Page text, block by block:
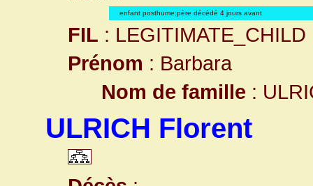
enfant posthume;père décédé 4 jours avant
FIL : LEGITIMATE_CHILD
Prénom : Barbara
Nom de famille :
ULRICH Florent